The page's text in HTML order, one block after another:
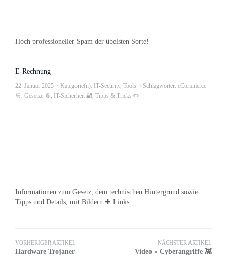
Hoch professioneller Spam der übelsten Sorte!
E-Rechnung
22. Januar 2025 Kategorie(n): IT-Security, Tools Schlagwörter: eCommerce
🛒, Gesetze 📎 , IT-Sicherheit 🔐, Tipps & Tricks ✏️
Informationen zum Gesetz, dem technischen Hintergrund sowie
Tipps und Details, mit Bildern ✚ Links
VORHERIGER ARTIKEL
Hardware Trojaner
NÄCHSTER ARTIKEL
Video » Cyberangriffe 👾